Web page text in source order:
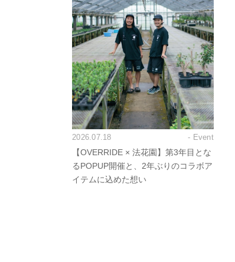
2026.07.18 - Event
【OVERRIDE × 法花園】第3年目とな
るPOPUP開催と、2年ぶりのコラボア
イテムに込めた想い